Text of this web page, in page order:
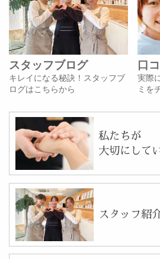
スタッフブログ
キレイになる秘訣！スタッフブ
ログはこちらから
口
実際
ミを
私たちが
大切にして
スタッフ紹